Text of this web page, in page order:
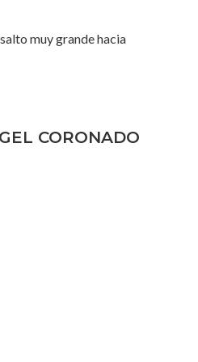
muy grande hacia
CORONADO